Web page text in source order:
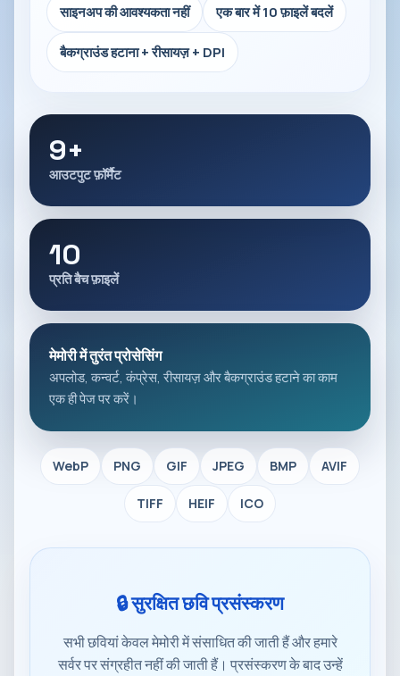
साइनअप की आवश्यकता नहीं एक बार में 10 फ़ाइलें बदलें
बैकग्राउंड हटाना + रीसायज़ + DPI
9+
आउटपुट फ़ॉर्मैट
10
प्रति बैच फ़ाइलें
मेमोरी में तुरंत प्रोसेसिंग
अपलोड, कन्वर्ट, कंप्रेस, रीसायज़ और बैकग्राउंड हटाने का काम
एक ही पेज पर करें।
WebP PNG GIF JPEG BMP AVIF
TIFF HEIF ICO
🔒 सुरक्षित छवि प्रसंस्करण
सभी छवियां केवल मेमोरी में संसाधित की जाती हैं और हमारे
सर्वर पर संग्रहीत नहीं की जाती हैं। प्रसंस्करण के बाद उन्हें